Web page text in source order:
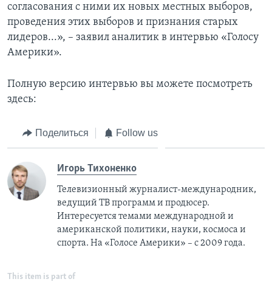
согласования с ними их новых местных выборов,
проведения этих выборов и признания старых
лидеров...», – заявил аналитик в интервью «Голосу
Америки».
Полную версию интервью вы можете посмотреть
здесь:
Поделиться Follow us
Игорь Тихоненко
Телевизионный журналист-международник,
ведущий ТВ программ и продюсер.
Интересуется темами международной и
американской политики, науки, космоса и
спорта. На «Голосе Америки» – с 2009 года.
This item is part of